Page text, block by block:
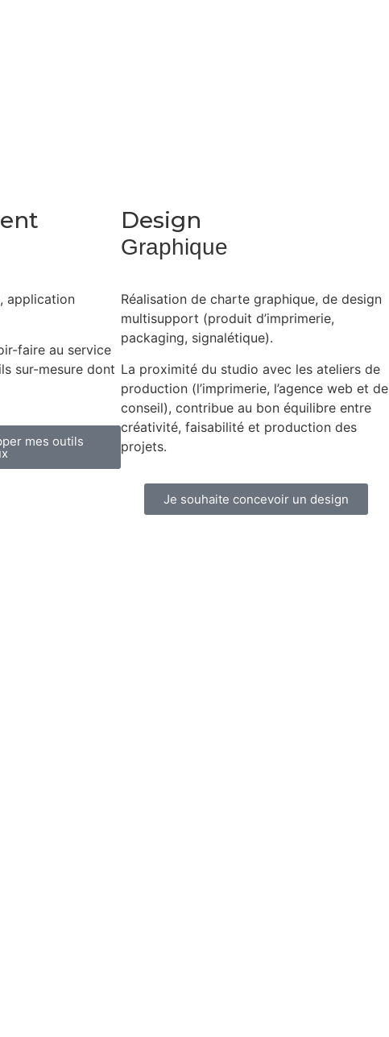
application
faire au service
sur-mesure dont
mes outils
Design
Graphique
Réalisation de charte graphique, de design
multisupport (produit d’imprimerie,
packaging, signalétique).
La proximité du studio avec les ateliers de
production (l’imprimerie, l’agence web et de
conseil), contribue au bon équilibre entre
créativité, faisabilité et production des
projets.
Je souhaite concevoir un design